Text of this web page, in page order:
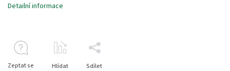
Detailní informace
Zeptat se Hlídat Sdílet